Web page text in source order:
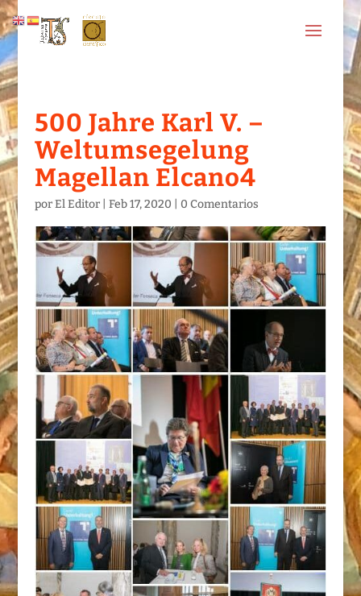
500 Jahre Karl V. –
Weltumsegelung
Magellan Elcano4
porEl Editor| Feb 17, 2020 0 Comentarios